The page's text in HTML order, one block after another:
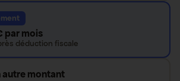
par mois
déduction fiscale
autre montant